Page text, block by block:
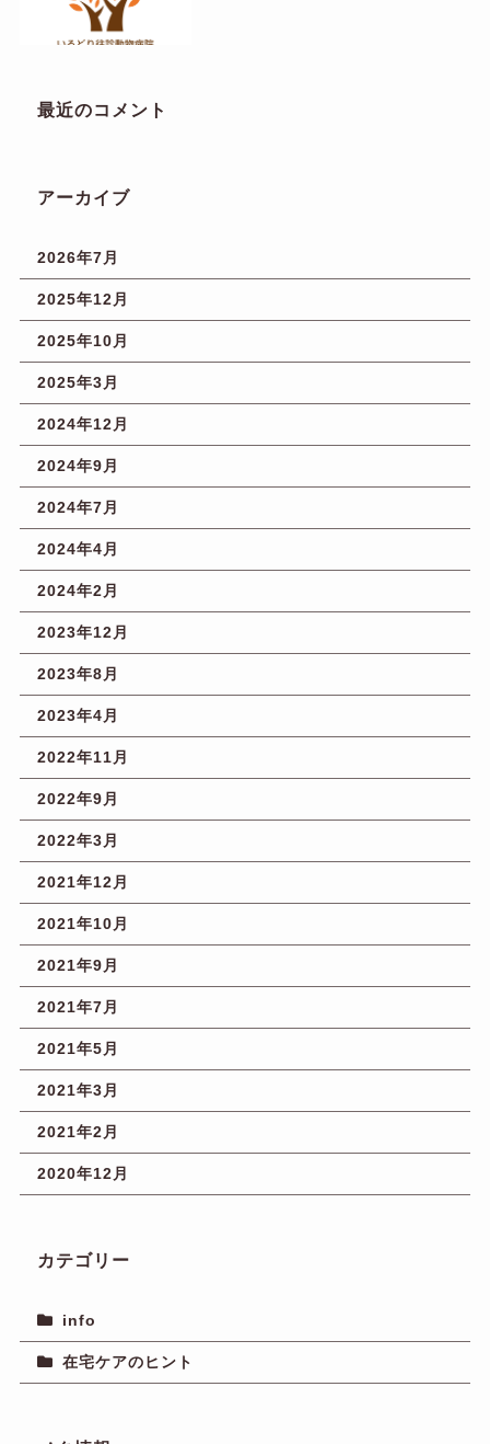
最近のコメント
アーカイブ
2026年7月
2025年12月
2025年10月
2025年3月
2024年12月
2024年9月
2024年7月
2024年4月
2024年2月
2023年12月
2023年8月
2023年4月
2022年11月
2022年9月
2022年3月
2021年12月
2021年10月
2021年9月
2021年7月
2021年5月
2021年3月
2021年2月
2020年12月
カテゴリー
info
在宅ケアのヒント